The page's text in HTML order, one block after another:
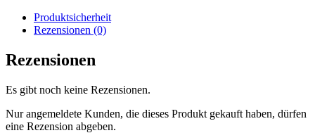
Produktsicherheit
Rezensionen (0)
Rezensionen
Es gibt noch keine Rezensionen.
Nur angemeldete Kunden, die dieses Produkt gekauft haben, dürfen
eine Rezension abgeben.